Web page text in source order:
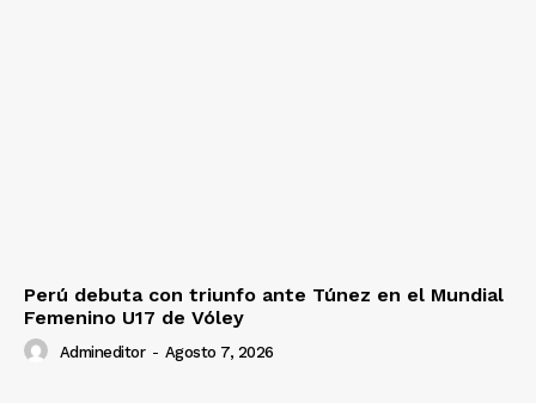
Perú debuta con triunfo ante Túnez en el Mundial
Femenino U17 de Vóley
Admineditor - Agosto 7, 2026